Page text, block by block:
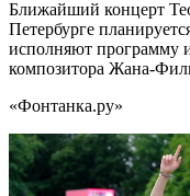
Ближайший концерт
Петербурге
исполняют программу
композитора Жана-
«Фонтанка.ру»